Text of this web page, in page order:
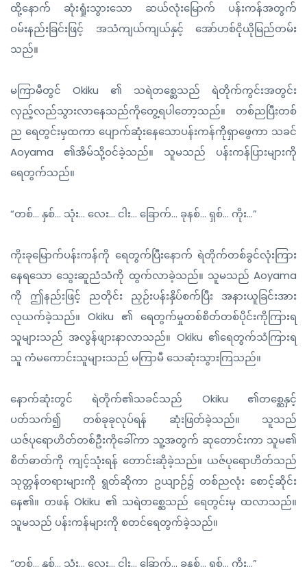
ထို့နောက် ဆုံးရှုံးသွားသော ဆယ်လုံးမြောက် ပန်းကန်အတွက်
ဝမ်းနည်းခြင်းဖြင့် အသံကျယ်ကျယ်နှင့် အော်ဟစ်ငိုယိုမြည်တမ်း
သည်။
မကြာမီတွင် Okiku ၏ သရဲတစ္ဆေသည် ရဲတိုက်ကွင်းအတွင်း
လှည့်လည်သွားလာနေသည်ကိုတွေ့ရပါတော့သည်။ တစ်ညပြီးတစ်
ည ရေတွင်းမှထကာ ပျောက်ဆုံးနေသောပန်းကန်ကိုရှာဖွေကာ သခင်
Aoyama ၏အိမ်သို့ဝင်ခဲ့သည်။ သူမသည် ပန်းကန်ပြားများကို
ရေတွက်သည်။
“တစ်… နှစ်… သုံး… လေး… ငါး… ခြောက်… ခုနစ်… ရှစ်… ကိုး…”
ကိုးခုမြောက်ပန်းကန်ကို ရေတွက်ပြီးနောက် ရဲတိုက်တစ်ခွင်လုံးကြား
နေရသော သွေးဆူညံသံကို ထွက်လာခဲ့သည်။ သူမသည် Aoyama
ကို ဤနည်းဖြင့် ညတိုင်း ညှဉ်းပန်းနှိပ်စက်ပြီး အနားယူခြင်းအား
လုယက်ခဲ့သည်။ Okiku ၏ ရေတွက်မှုတစ်စိတ်တစ်ပိုင်းကိုကြားရ
သူများသည် အလွန်ဖျားနာလာသည်။ Okiku ၏ရေတွက်သံကြားရ
သူ ကံမကောင်းသူများသည် မကြာမီ သေဆုံးသွားကြသည်။
နောက်ဆုံးတွင် ရဲတိုက်၏သခင်သည် Okiku ၏တစ္ဆေနှင့်
ပတ်သက်၍ တစ်ခုခုလုပ်ရန် ဆုံးဖြတ်ခဲ့သည်။ သူသည်
ယဇ်ပုရောဟိတ်တစ်ဦးကိုခေါ်ကာ သူ့အတွက် ဆုတောင်းကာ သူမ၏
စိတ်ဓာတ်ကို ကျင့်သုံးရန် တောင်းဆိုခဲ့သည်။ ယဇ်ပုရောဟိတ်သည်
သုတ္တန်တရားများကို ရွတ်ဆိုကာ ဥယျာဉ်၌ တစ်ညလုံး စောင့်ဆိုင်း
နေ၏။ တဖန် Okiku ၏ သရဲတစ္ဆေသည် ရေတွင်းမှ ထလာသည်။
သူမသည် ပန်းကန်များကို စတင်ရေတွက်ခဲ့သည်။
“တစ်… နှစ်… သုံး… လေး… ငါး… ခြောက်… ခုနစ်… ရှစ်… ကိုး…”